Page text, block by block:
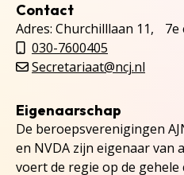
Contact
Adres: Churchilllaan 11, 7e
030-7600405
Secretariaat@ncj.nl
Eigenaarschap
De beroepsverenigingen
en NVDA zijn eigenaar van
voert de regie op de